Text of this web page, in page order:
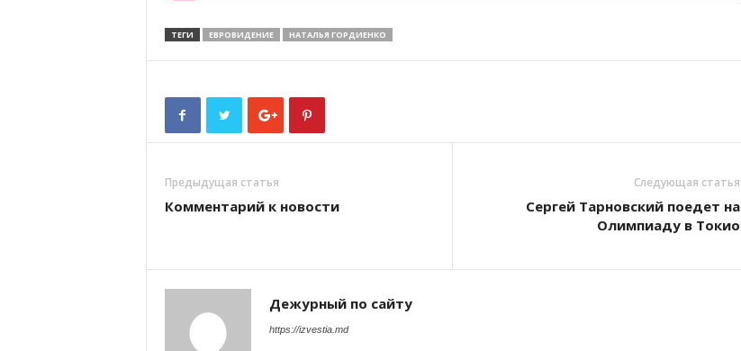
ТЕГИ ЕВРОВИДЕНИЕ НАТАЛЬЯ ГОРДИЕНКО
Предыдущая статья
Комментарий к новости
Следующая статья
Сергей Тарновский поедет на
Олимпиаду в Токио
Дежурный по сайту
https://izvestia.md